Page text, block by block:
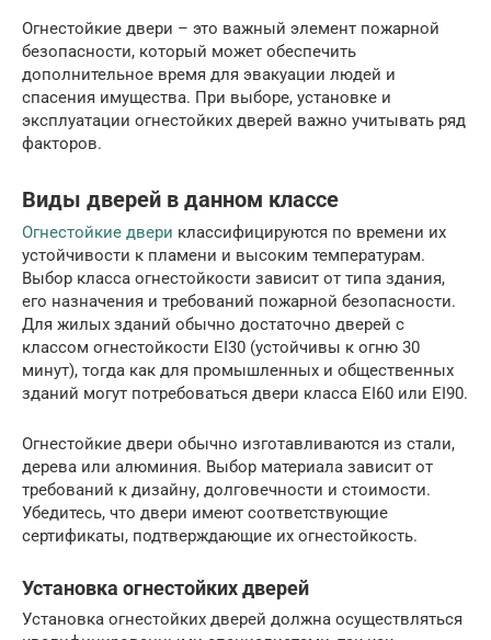
Огнестойкие двери – это важный элемент пожарной
безопасности, который может обеспечить
дополнительное время для эвакуации людей и
спасения имущества. При выборе, установке и
эксплуатации огнестойких дверей важно учитывать ряд
факторов.
Виды дверей в данном классе
Огнестойкие двери классифицируются по времени их
устойчивости к пламени и высоким температурам.
Выбор класса огнестойкости зависит от типа здания,
его назначения и требований пожарной безопасности.
Для жилых зданий обычно достаточно дверей с
классом огнестойкости EI30 (устойчивы к огню 30
минут), тогда как для промышленных и общественных
зданий могут потребоваться двери класса EI60 или EI90.
Огнестойкие двери обычно изготавливаются из стали,
дерева или алюминия. Выбор материала зависит от
требований к дизайну, долговечности и стоимости.
Убедитесь, что двери имеют соответствующие
сертификаты, подтверждающие их огнестойкость.
Установка огнестойких дверей
Установка огнестойких дверей должна осуществляться